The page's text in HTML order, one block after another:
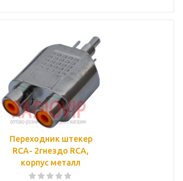
Переходник штекер
RCA- 2гнездо RCA,
корпус металл